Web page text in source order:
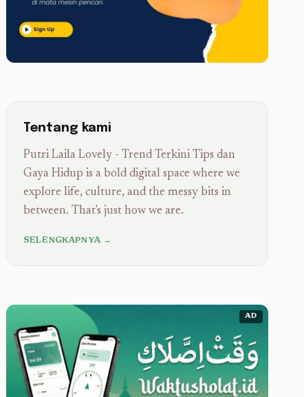
Tentang kami
Putri Laila Lovely - Trend Terkini Tips dan
Gaya Hidup is a bold digital space where we
explore life, culture, and the messy bits in
between. That's just how we are.
SELENGKAPNYA →
AD